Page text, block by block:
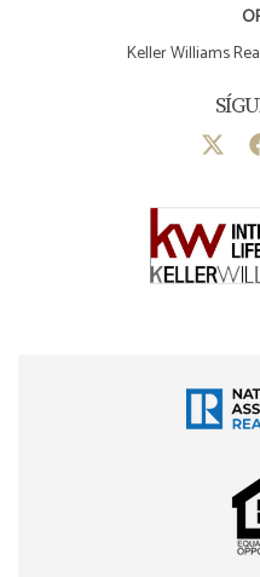
Keller Williams